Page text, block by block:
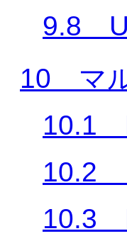
9.8
10 マ
10.1
10.2
10.3